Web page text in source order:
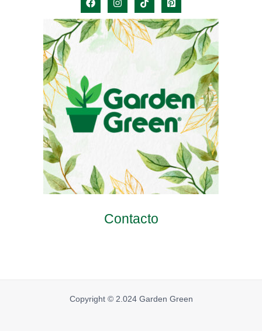
Contacto
Copyright © 2.024 Garden Green